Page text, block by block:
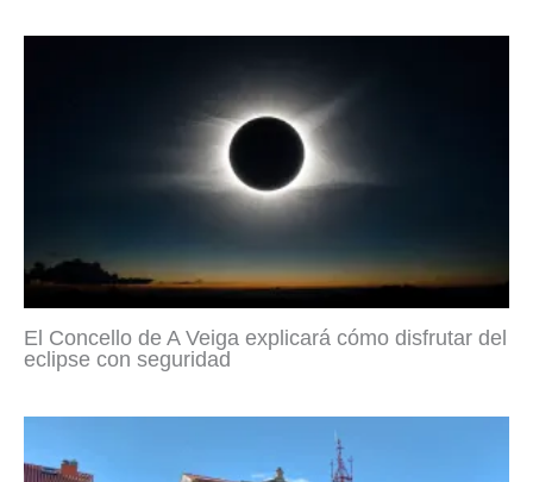
El Concello de A Veiga explicará cómo disfrutar del
eclipse con seguridad